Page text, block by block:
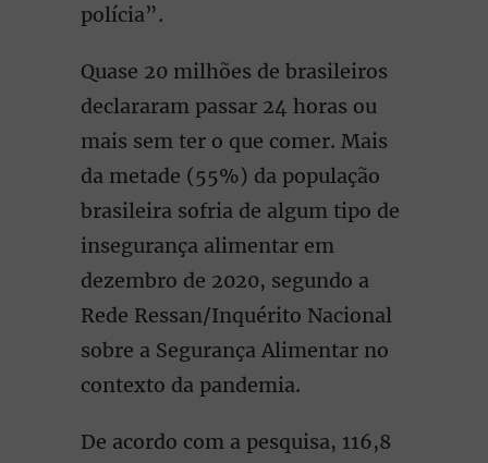
polícia”.
Quase 20 milhões de brasileiros
declararam passar 24 horas ou
mais sem ter o que comer. Mais
da metade (55%) da população
brasileira sofria de algum tipo de
insegurança alimentar em
dezembro de 2020, segundo a
Rede Ressan/Inquérito Nacional
sobre a Segurança Alimentar no
contexto da pandemia.
De acordo com a pesquisa, 116,8